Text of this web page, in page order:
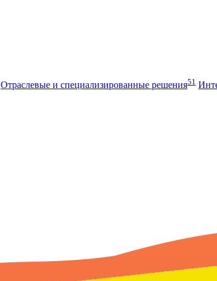
Отраслевые и специализированные решения51